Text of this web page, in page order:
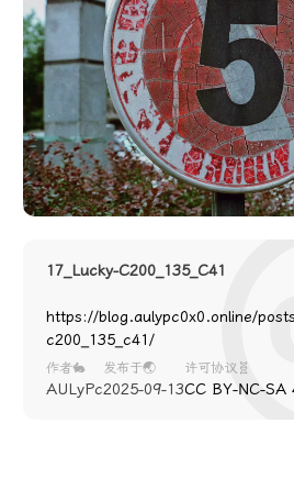
17_Lucky-C200_135_C41
https://blog.aulypc0x0.online/
c200_135_c41/
作者🐇
AULyPc
发布于🌏
2025-09-13
许可协议🧬
CC BY-NC-SA